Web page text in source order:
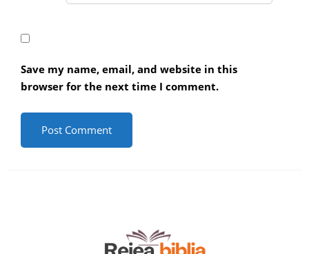
Save my name, email, and website in this
browser for the next time I comment.